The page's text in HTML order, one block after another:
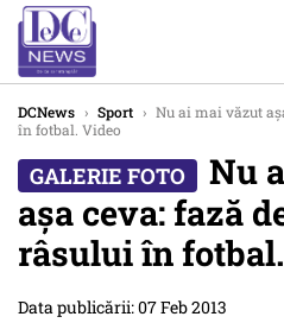
DCNews › Sport › Nu ai mai văzut
în fotbal. Video
Nu
așa ceva: fază
râsului în
Data publicării: 07 Feb 2013